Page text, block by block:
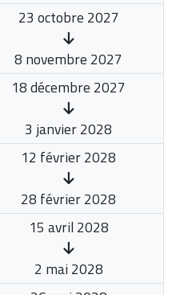
23 octobre 2027
8 novembre 2027
18 décembre 2027
3 janvier 2028
12 février 2028
28 février 2028
15 avril 2028
2 mai 2028